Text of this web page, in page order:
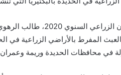
وخلال حديثه في افتتاح
في محافظات الحديدة وريمة وعمران